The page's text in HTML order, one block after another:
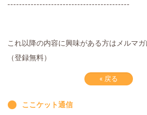
------------------------------------------
これ以降の内容に興味がある方はメルマ
（登録無料）
« 戻る
ここケット通信